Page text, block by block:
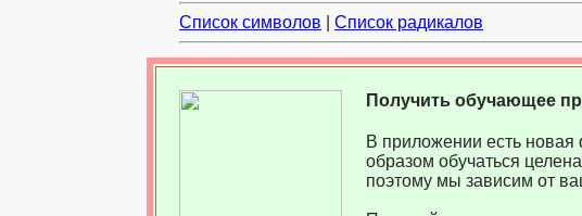
Список символов Список радикалов
Получить обучающее
В приложении есть новая
образом обучаться
поэтому мы зависим от